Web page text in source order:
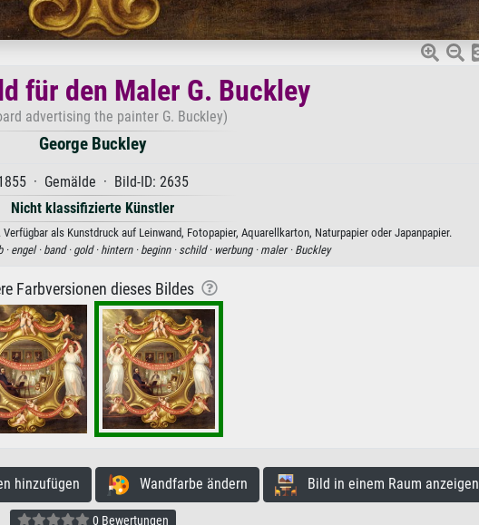
für den Maler G. Buckley
advertising the painter G. Buckley)
George Buckley
· Gemälde · Bild-ID: 2635
Nicht klassifizierte Künstler
als Kunstdruck auf Leinwand, Fotopapier, Aquarellkarton, Naturpapier oder Japanpapier.
·engel · band · gold · hintern · beginn · schild · werbung · maler · Buckley
Farbversionen dieses Bildes
hinzufügen Wandfarbe ändern Bild in einem Raum anzeigen
0 Bewertungen